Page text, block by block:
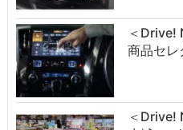
＜Drive!
商品セ
＜Drive!